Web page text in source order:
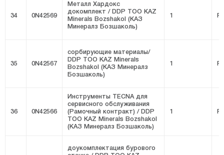
34 0N42569
Металл Хардокс
докомплект / DDP ТОО KAZ
Minerals Bozshakol (КАЗ
Минералз Бозшаколь)
1
35 0N42567
сорбирующие материалы/
DDP ТОО KAZ Minerals
Bozshakol (КАЗ Минералз
Бозшаколь)
1
36 0N42566
Инструменты TECNA для
сервисного обслуживания
(Рамочный контракт) / DDP
ТОО KAZ Minerals Bozshakol
(КАЗ Минералз Бозшаколь)
1
доукомплектация бурового